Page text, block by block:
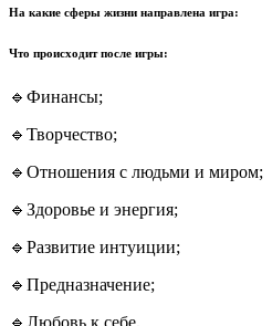
На какие сферы жизни направлена игра:
Что происходит после игры:
🔹Финансы;
🔹Творчество;
🔹Отношения с людьми и миром;
🔹Здоровье и энергия;
🔹Развитие интуиции;
🔹Предназначение;
🔹Любовь к себе.